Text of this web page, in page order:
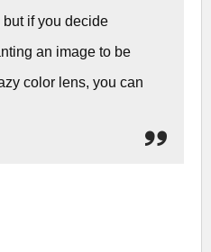
if you decide
an image to be
color lens, you can